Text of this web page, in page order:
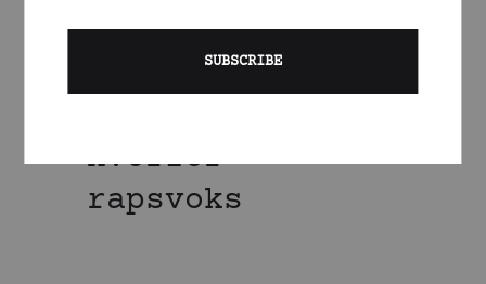
Hvorfor
rapsvoks